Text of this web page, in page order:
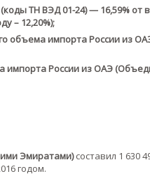
ТН ВЭД 01-24) — 16,59% от
– 12,20%);
объема импорта России из
импорта России из ОАЭ
Эмиратами)составил 1 630
годом.